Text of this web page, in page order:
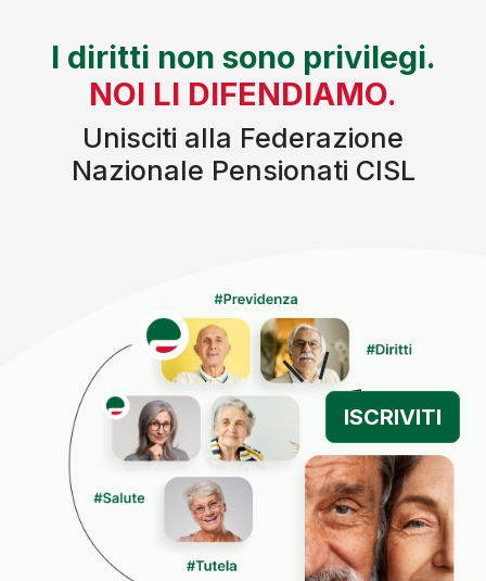
I diritti non sono privilegi.
NOI LI DIFENDIAMO.
Unisciti alla Federazione
Nazionale Pensionati CISL
ISCRIVITI